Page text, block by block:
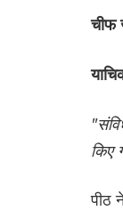
चीफ
किए
पीठ